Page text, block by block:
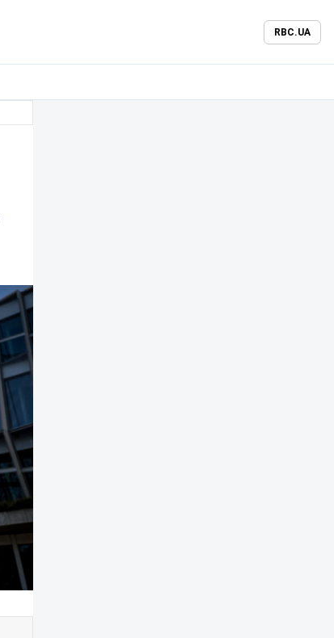
RBC.UA